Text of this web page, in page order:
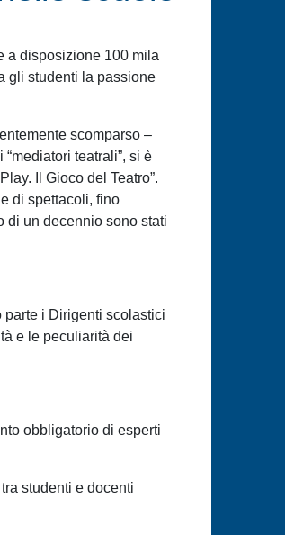
a disposizione 100 mila
gli studenti la passione
scomparso –
teatrali”, si è
Il Gioco del Teatro”.
di spettacoli, fino
di un decennio sono stati
parte i Dirigenti scolastici
e le peculiarità dei
obbligatorio di esperti
studenti e docenti